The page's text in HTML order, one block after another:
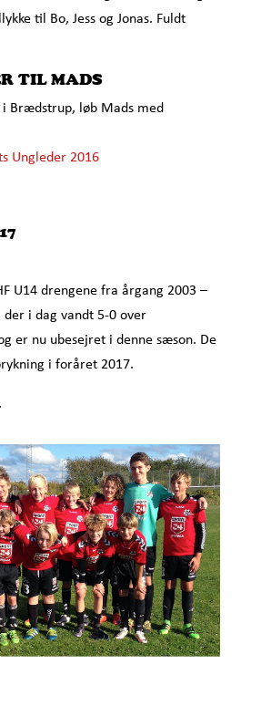
til Bo, Jess og Jonas. Fuldt
TIL MADS
i Brædstrup, løb Mads med
Ungleder 2016
U14 drengene fra årgang 2003 –
i dag vandt 5-0 over
er nu ubesejret i denne sæson. De
i foråret 2017.